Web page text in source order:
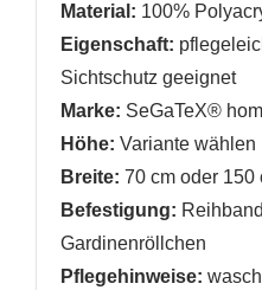
Material: 100%
Eigenschaft:
Sichtschutz geeignet
Marke: SeGaTeX®
Höhe: Variante wählen
Breite: 70 cm oder 150
Befestigung:
Gardinenröllchen
Pflegehinweise: